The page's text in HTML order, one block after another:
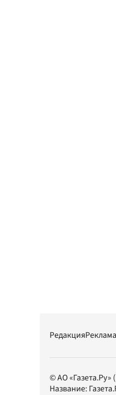
РедакцияРеклама
© АО «Газета.Ру»
Название: